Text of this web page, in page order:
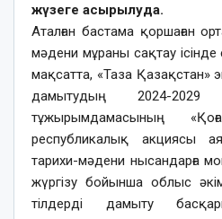
жүзеге асырылуда.
Аталған бастама қоршаған
мәдени мұраны сақтау
мақсатта, «Таза Қазақстан»
дамытудың 2024-2029
тұжырымдамасының
республикалық акциясы
тарихи-мәдени нысандарға
жүргізу бойынша облыс
тілдерді дамыту